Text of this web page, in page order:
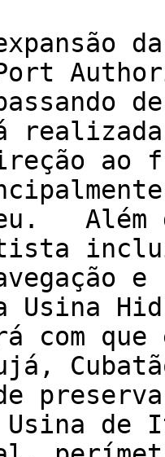
ao
Usina
com
Usina